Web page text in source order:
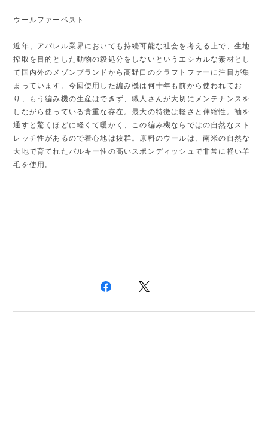
ウールファーベスト
近年、アパレル業界においても持続可能な社会を考える上で、生地
搾取を目的とした動物の殺処分をしないというエシカルな素材とし
て国内外のメゾンブランドから高野口のクラフトファーに注目が集
まっています。今回使用した編み機は何十年も前から使われてお
り、もう編み機の生産はできず、職人さんが大切にメンテナンスを
しながら使っている貴重な存在。最大の特徴は軽さと伸縮性。袖を
通すと驚くほどに軽くて暖かく、この編み機ならではの自然なスト
レッチ性があるので着心地は抜群。原料のウールは、南米の自然な
大地で育てれたバルキー性の高いスポンディッシュで非常に軽い羊
毛を使用。